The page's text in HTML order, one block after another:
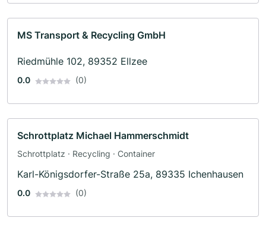
MS Transport & Recycling GmbH
Riedmühle 102, 89352 Ellzee
0.0 (0)
Schrottplatz Michael Hammerschmidt
Schrottplatz · Recycling · Container
Karl-Königsdorfer-Straße 25a, 89335 Ichenhausen
0.0 (0)